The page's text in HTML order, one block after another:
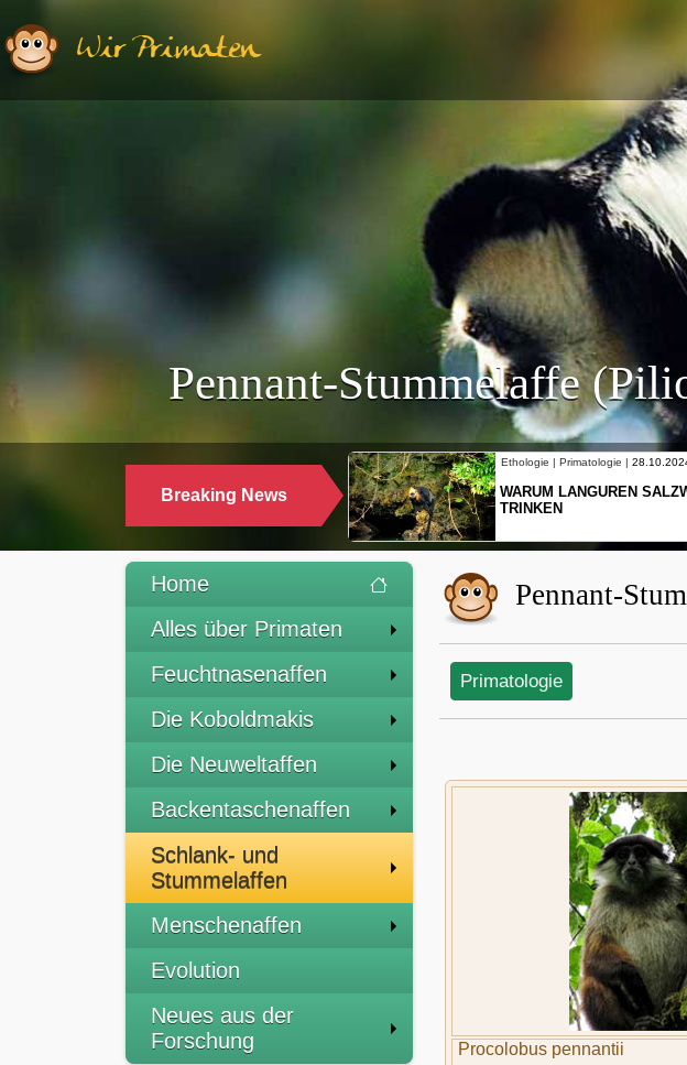
Wir Primaten
Pennant-Stummelaffe
Breaking News
Ethologie | Primatologie
NEUES VON
SCHOPFGIBBONS
WARUM LANGUREN SALZWASSER
Home
Alles über Primaten
Feuchtnasenaffen
Die Koboldmakis
Die Neuweltaffen
Backentaschenaffen
Schlank- und
Stummelaffen
Menschenaffen
Evolution
Neues aus der
Forschung
Pennant-
Primatologie
Procolobus pennantii